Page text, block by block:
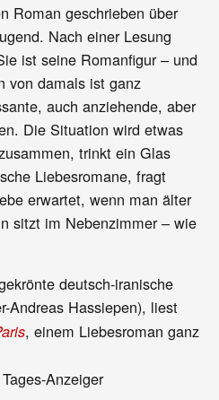
Roman geschrieben über
Nach einer Lesung
ist seine Romanfigur – und
von damals ist ganz
auch anziehende, aber
Die Situation wird etwas
trinkt ein Glas
Liebesromane, fragt
erwartet, wenn man älter
sitzt im Nebenzimmer – wie
deutsch-iranische
Andreas Hassiepen), liest
, einem Liebesroman ganz
Anzeiger